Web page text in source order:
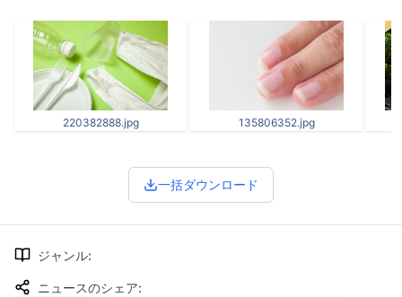
220382888.jpg 135806352.jpg
一括ダウンロード
ジャンル:
ニュースのシェア: